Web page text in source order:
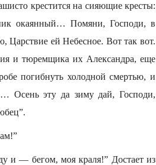
крестится на сияющие кресты:
окаянный… Помяни, Господи, в
ей Небесное. Вот так вот.
и тюремщика их Александра, еще
погибнуть холодной смертью, и
Осень эту да зиму дай, Господи,
и — бегом, моя краля!” Достает из